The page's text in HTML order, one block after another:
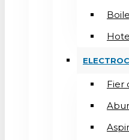
Hote
Fier